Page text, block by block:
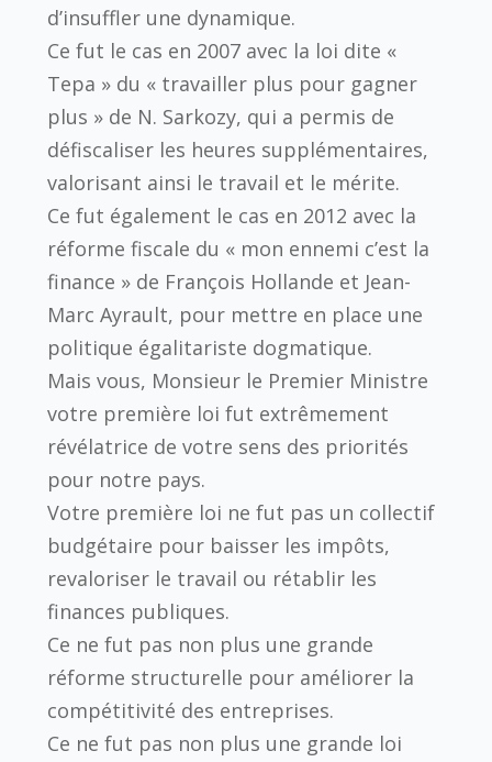
d’insuffler une dynamique.
Ce fut le cas en 2007 avec la loi dite «
Tepa » du « travailler plus pour gagner
plus » de N. Sarkozy, qui a permis de
défiscaliser les heures supplémentaires,
valorisant ainsi le travail et le mérite.
Ce fut également le cas en 2012 avec la
réforme fiscale du « mon ennemi c’est la
finance » de François Hollande et Jean-
Marc Ayrault, pour mettre en place une
politique égalitariste dogmatique.
Mais vous, Monsieur le Premier Ministre
votre première loi fut extrêmement
révélatrice de votre sens des priorités
pour notre pays.
Votre première loi ne fut pas un collectif
budgétaire pour baisser les impôts,
revaloriser le travail ou rétablir les
finances publiques.
Ce ne fut pas non plus une grande
réforme structurelle pour améliorer la
compétitivité des entreprises.
Ce ne fut pas non plus une grande loi